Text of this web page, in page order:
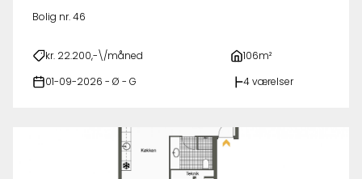
Bolig nr. 46
kr. 22.200,-\/måned 106m²
01-09-2026 - Ø - G 4 værelser